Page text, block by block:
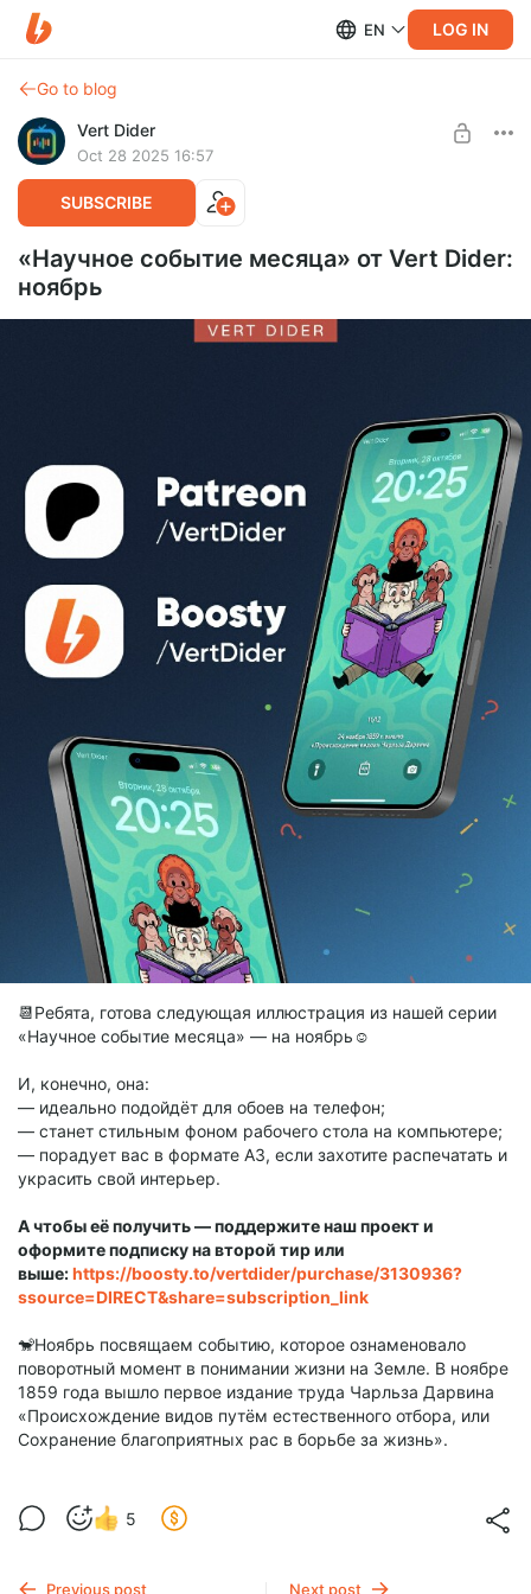
EN LOG IN
Go to blog
Vert Dider
Oct 28 2025 16:57
SUBSCRIBE
«Научное событие месяца» от Vert Dider:
ноябрь
📆Ребята, готова следующая иллюстрация из нашей серии
«Научное событие месяца» — на ноябрь☺️
И, конечно, она:
— идеально подойдёт для обоев на телефон;
— станет стильным фоном рабочего стола на компьютере;
— порадует вас в формате А3, если захотите распечатать и
украсить свой интерьер.
А чтобы её получить — поддержите наш проект и
оформите подписку на второй тир или
выше:https://boosty.to/vertdider/purchase/3130936?
ssource=DIRECT&share=subscription_link
🐒Ноябрь посвящаем событию, которое ознаменовало
поворотный момент в понимании жизни на Земле. В ноябре
1859 года вышло первое издание труда Чарльза Дарвина
«Происхождение видов путём естественного отбора, или
Сохранение благоприятных рас в борьбе за жизнь».
5
Previous post Next post